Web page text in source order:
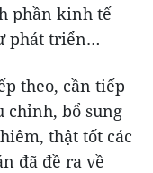
phần kinh tế
phát triển…
theo, cần tiếp
chỉnh, bổ sung
thật tốt các
đã đề ra về